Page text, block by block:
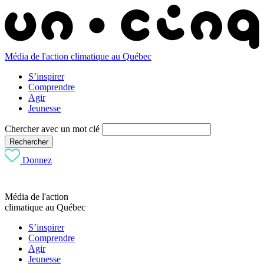
Média de l'action climatique au Québec
S’inspirer
Comprendre
Agir
Jeunesse
Chercher avec un mot clé
Rechercher
Donnez
Média de l'action
climatique au Québec
S’inspirer
Comprendre
Agir
Jeunesse